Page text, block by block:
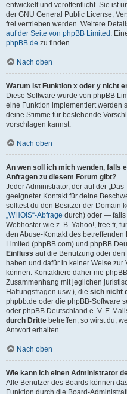
entwickelt und veröffentlicht. Sie ist
der GNU General Public License,
frei vertrieben werden. Weitere
auf der Seite von phpBB Limited .
phpBB.de zu finden.
Nach oben
Warum ist Funktion x oder y nicht
Diese Software wurde von phpBB
eine Funktion implementiert werden
deine Stimme für bestehende
vorschlagen kannst.
Nach oben
An wen soll ich mich wenden, falls
Anfragen zu diesem Forum gibt?
Jeder Administrator, der auf der
geeigneter Kontakt für deine
solltest du den Besitzer der Domain
„WHOIS“-Abfrage durch) oder — falls
Webhoster wie z. B. Yahoo!, free.fr,
den Abuse-Kontakt des
Limited (phpBB.com) und phpBB
Einfluss auf die Benutzung oder
haben und dafür in keiner Weise
können. Kontaktiere daher nie
Zusammenhang mit jeglichen
Haftungsfragen usw.), die sich nicht
phpbb.de oder die phpBB-Software
oder phpBB Deutschland e. V. E-
durch Dritte betreffen, so wirst du,
Antwort erhalten.
Nach oben
Wie kann ich einen Administrator
Alle Benutzer des Boards können
Funktion durch die Board-